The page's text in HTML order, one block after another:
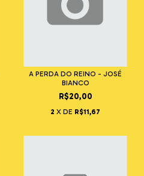
A PERDA DO REINO - JOSÉ
BIANCO
R$20,00
2 X DE R$11,67